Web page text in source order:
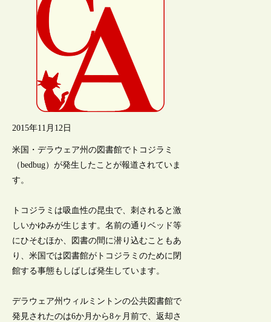
2015年11月12日
米国・デラウェア州の図書館でトコジラミ
（bedbug）が発生したことが報道されていま
す。
トコジラミは吸血性の昆虫で、刺されると激
しいかゆみが生じます。名前の通りベッド等
にひそむほか、図書の間に潜り込むこともあ
り、米国では図書館がトコジラミのために閉
館する事態もしばしば発生しています。
デラウェア州ウィルミントンの公共図書館で
発見されたのは6か月から8ヶ月前で、返却さ